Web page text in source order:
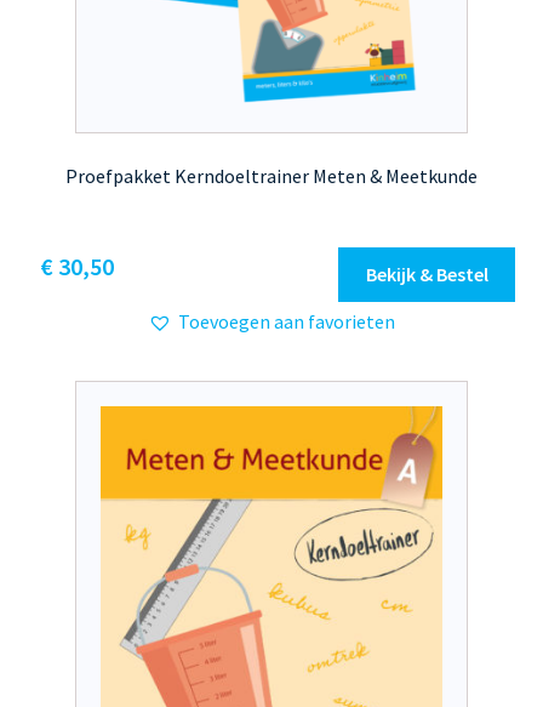
Proefpakket Kerndoeltrainer Meten & Meetkunde
€30,50
Bekijk & Bestel
Toevoegen aan favorieten